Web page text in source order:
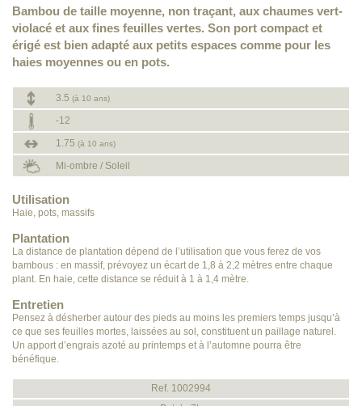
Bambou de taille moyenne, non traçant, aux chaumes vert-
violacé et aux fines feuilles vertes. Son port compact et
érigé est bien adapté aux petits espaces comme pour les
haies moyennes ou en pots.
3.5 (à 10 ans)
-12
1.75 (à 10 ans)
Mi-ombre / Soleil
Utilisation
Haie, pots, massifs
Plantation
La distance de plantation dépend de l’utilisation que vous ferez de vos
bambous : en massif, prévoyez un écart de 1,8 à 2,2 mètres entre chaque
plant. En haie, cette distance se réduit à 1 à 1,4 mètre.
Entretien
Pensez à désherber autour des pieds au moins les premiers temps jusqu’à
ce que ses feuilles mortes, laissées au sol, constituent un paillage naturel.
Un apport d’engrais azoté au printemps et à l’automne pourra être
bénéfique.
Ref. 1002994